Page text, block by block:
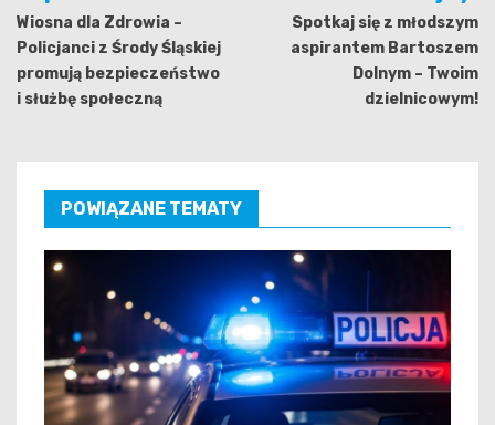
wpisu
Wiosna dla Zdrowia –
Policjanci z Środy Śląskiej
promują bezpieczeństwo
i służbę społeczną
Spotkaj się z młodszym
aspirantem Bartoszem
Dolnym – Twoim
dzielnicowym!
POWIĄZANE TEMATY